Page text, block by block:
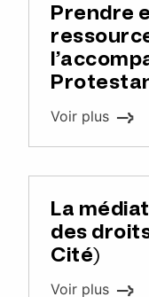
Prendre
Voir plus
La
des
Cité)
Voir plus